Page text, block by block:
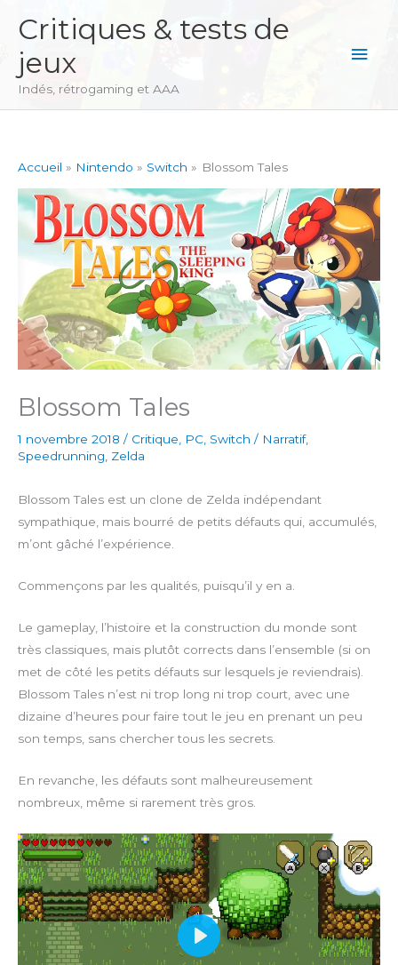
contenu
Critiques & tests de
jeux
Indés, rétrogaming et AAA
Accueil Nintendo Switch Blossom Tales
Blossom Tales
1 novembre 2018 / Critique PC Switch / Narratif,
Speedrunning Zelda
Blossom Tales est un clone de Zelda indépendant
sympathique, mais bourré de petits défauts qui, accumulés,
m’ont gâché l’expérience.
Commençons par les qualités, puisqu’il y en a.
Le gameplay, l’histoire et la construction du monde sont
très classiques, mais plutôt corrects dans l’ensemble (si on
met de côté les petits défauts sur lesquels je reviendrais).
Blossom Tales n’est ni trop long ni trop court, avec une
dizaine d’heures pour faire tout le jeu en prenant un peu
son temps, sans chercher tous les secrets.
En revanche, les défauts sont malheureusement
nombreux, même si rarement très gros.
P